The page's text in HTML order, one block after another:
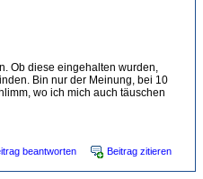
Ob diese eingehalten wurden,
Bin nur der Meinung, bei 10
wo ich mich auch täuschen
beantworten Beitrag zitieren